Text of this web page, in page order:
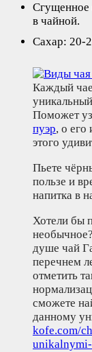
Сгущенное
в чайной.
Сахар: 20-
Каждый
Поможет
пуэр, о его
этого
Пьете
пользе и
напитка в
Хотели бы
душе чай
перечнем
отметить
сможете
данному
kofe.com/